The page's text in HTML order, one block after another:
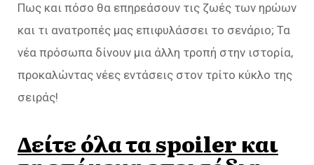
Πως και πόσο θα επηρεάσουν τις ζωές των ηρώων
και τι ανατροπές μας επιφυλάσσει το σενάριο; Τα
νέα πρόσωπα δίνουν μια άλλη τροπή στην ιστορία,
προκαλώντας νέες εντάσεις στον τρίτο κύκλο της
σειράς!
Δείτε όλα τα spoiler και